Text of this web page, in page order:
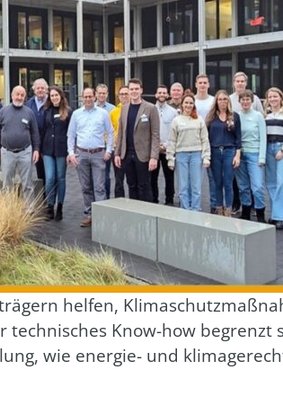
hel­fen,
Know-how
wie ener­gie- und